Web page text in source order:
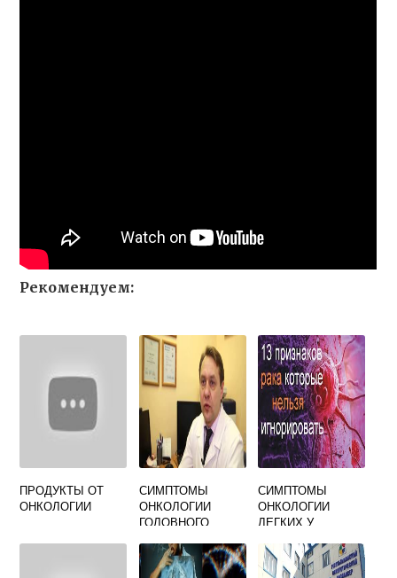
Рекомендуем:
ПРОДУКТЫ ОТ
ОНКОЛОГИИ
СИМПТОМЫ
ОНКОЛОГИИ
ГОЛОВНОГО
СИМПТОМЫ
ОНКОЛОГИИ
ЛЕГКИХ У